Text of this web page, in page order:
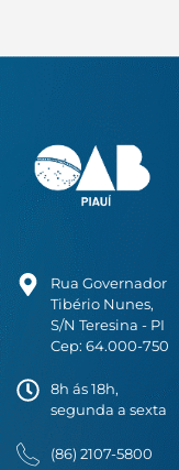
Rua Governador
Tibério Nunes,
S/N Teresina - PI
Cep: 64.000-750
8h ás 18h,
segunda a sexta
(86) 2107-5800